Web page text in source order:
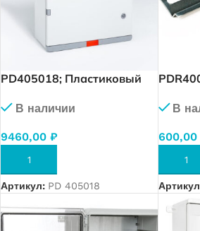
PD405018; Пластиковый
серия Design IP67. УХЛ1.,
непрозрачная дверц
В наличии
9460,00 ₽
В КОРЗИНУ
Артикул: PD 405018
15,В
600,00
В